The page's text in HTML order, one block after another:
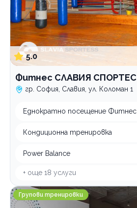
5.0
Фитнес СЛАВИЯ СПОРТЕС
гр. София, Славия, ул. Коломан 1
Еднократно посещение Фитнес
Кондиционна тренировка
Power Balance
+ още 18 услуги
Yoga District Шазам
Групови тренировки